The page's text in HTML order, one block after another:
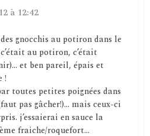
à 12:42
gnocchis au potiron dans le
au potiron, c’était
et ben pareil, épais et
!
toutes petites poignées dans
pas gâcher!)… mais ceux-ci
j’essaierai en sauce la
fraiche/roquefort…